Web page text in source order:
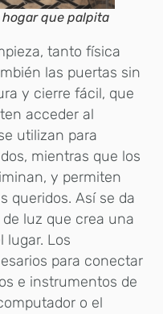
que palpita
tanto física
las puertas sin
y cierre fácil, que
acceder al
utilizan para
mientras que los
y permiten
queridos. Así se da
luz que crea una
lugar. Los
para conectar
e instrumentos de
o el